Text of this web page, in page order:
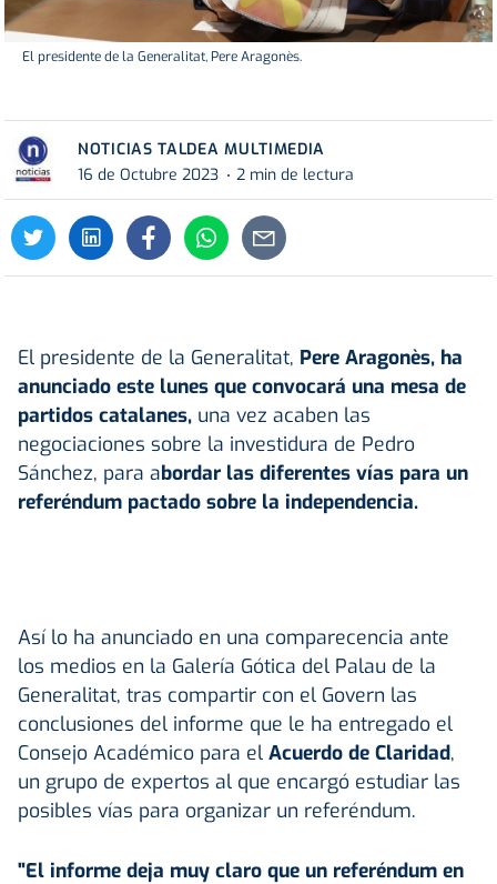
El presidente de la Generalitat, Pere Aragonès.
NOTICIAS TALDEA MULTIMEDIA
16 de Octubre 2023
2 min de lectura
El presidente de la Generalitat, Pere Aragonès, ha
anunciado este lunes que convocará una mesa de
partidos catalanes, una vez acaben las
negociaciones sobre la investidura de Pedro
Sánchez, para abordar las diferentes vías para un
referéndum pactado sobre la independencia.
Así lo ha anunciado en una comparecencia ante
los medios en la Galería Gótica del Palau de la
Generalitat, tras compartir con el Govern las
conclusiones del informe que le ha entregado el
Consejo Académico para el Acuerdo de Claridad,
un grupo de expertos al que encargó estudiar las
posibles vías para organizar un referéndum.
"El informe deja muy claro que un referéndum en